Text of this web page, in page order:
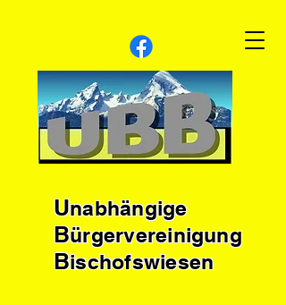
Unabhängige
Bürgervereinigung
Bischofswiesen